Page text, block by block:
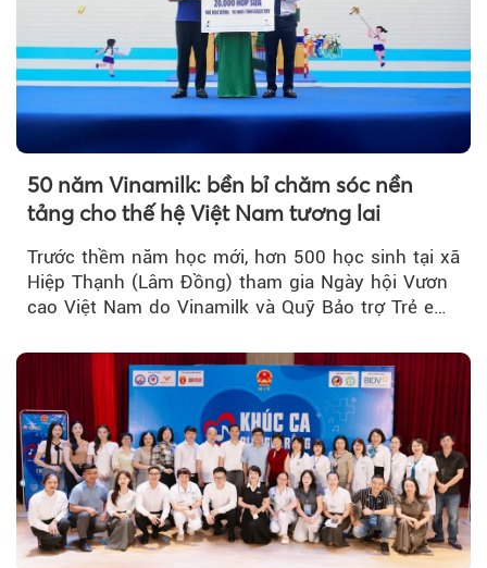
50 năm Vinamilk: bền bỉ chăm sóc nền
tảng cho thế hệ Việt Nam tương lai
Trước thềm năm học mới, hơn 500 học sinh tại xã
Hiệp Thạnh (Lâm Đồng) tham gia Ngày hội Vươn
cao Việt Nam do Vinamilk và Quỹ Bảo trợ Trẻ em